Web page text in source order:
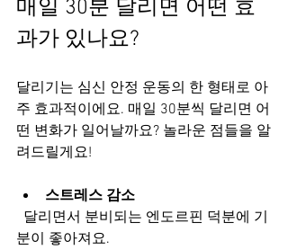
매일 30분 달리면 어떤 효
과가 있나요?
달리기는 심신 안정 운동의 한 형태로 아
주 효과적이에요. 매일 30분씩 달리면 어
떤 변화가 일어날까요? 놀라운 점들을 알
려드릴게요!
스트레스 감소
분이 좋아져요.